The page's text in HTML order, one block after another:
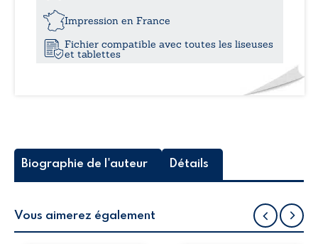
chanson
congolaise
moderne
rôle
actantiel
dans
le
Impression en France
Fichier compatible avec toutes les liseuses
et tablettes
Biographie de l'auteur Détails
Vous aimerez également